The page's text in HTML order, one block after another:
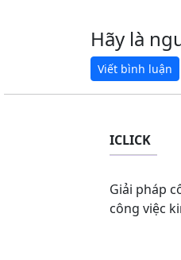
Hãy là
ICLICK
Giải pháp
công việc